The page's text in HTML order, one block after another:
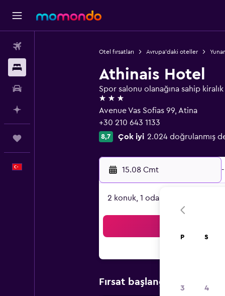
Otel fırsatları Avrupa'daki oteller
Athinais Hotel
Spor salonu olanağına sahip
3 yıldız
Avenue Vas Sofias 99, Atina
+30 210 643 1133
8,7 Çok iyi 2.024 doğrulanmış
15.08 Cmt -
2 konuk, 1 oda
Fırsat başlangıç fiyatı
P S
3 4